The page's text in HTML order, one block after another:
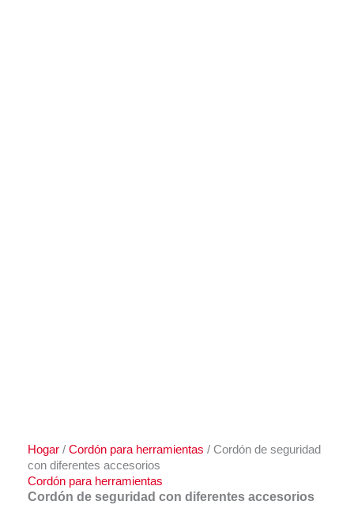
Hogar / Cordón para herramientas / Cordón de seguridad
con diferentes accesorios
Cordón para herramientas
Cordón de seguridad con diferentes accesorios